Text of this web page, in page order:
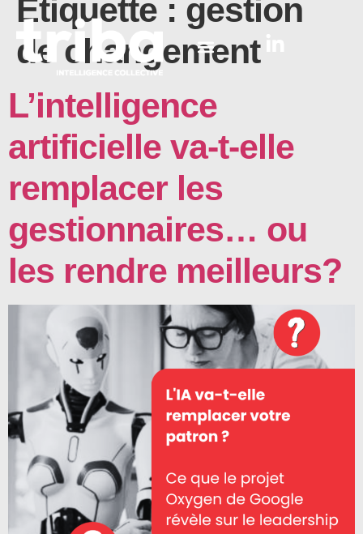
Étiquette : gestion
de changement
L’intelligence
artificielle va-t-elle
remplacer les
gestionnaires… ou
les rendre meilleurs?